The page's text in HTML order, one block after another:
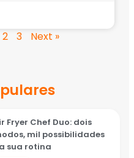
2 3 Next »
Fryer Chef Duo: dois
mil possibilidades
sua rotina